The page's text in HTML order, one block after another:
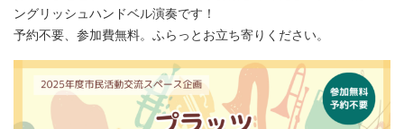
ングリッシュハンドベル演奏です！
予約不要、参加費無料。ふらっとお立ち寄りください。